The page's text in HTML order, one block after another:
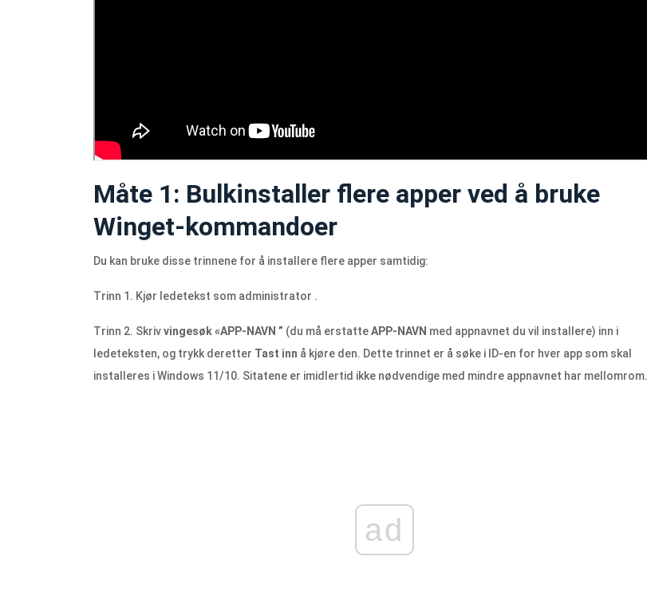
Måte 1: Bulkinstaller flere apper ved å bruke
Winget-kommandoer
Du kan bruke disse trinnene for å installere flere apper samtidig:
Trinn 1. Kjør ledetekst som administrator .
Trinn 2. Skrivvingesøk«APP-NAVN ” (du må erstatteAPP-NAVN med appnavnet du vil installere) inn i
ledeteksten, og trykk deretter Tast inn å kjøre den. Dette trinnet er å søke i ID-en for hver app som skal
installeres i Windows 11/10. Sitatene er imidlertid ikke nødvendige med mindre appnavnet har mellomrom.
ad